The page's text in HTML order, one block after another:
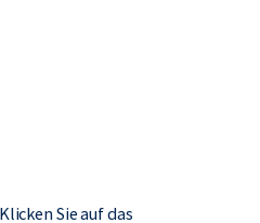
Sie auf das